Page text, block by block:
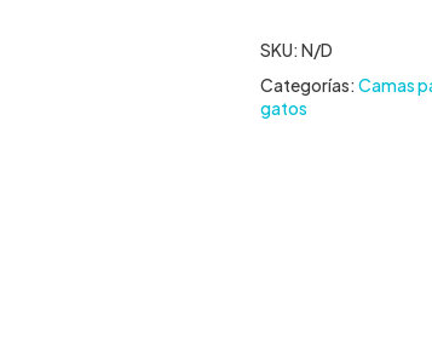
SKU: N/D
Categorías: Camas
gatos